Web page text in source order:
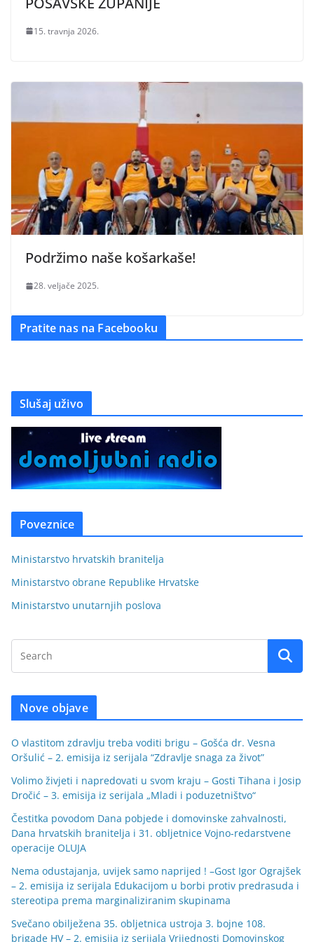
15. travnja 2026.
Podržimo naše košarkaše!
28. veljače 2025.
Pratite nas na Facebooku
Slušaj uživo
Poveznice
Ministarstvo hrvatskih branitelja
Ministarstvo obrane Republike Hrvatske
Ministarstvo unutarnjih poslova
Nove objave
O vlastitom zdravlju treba voditi brigu – Gošća dr. Vesna
Oršulić – 2. emisija iz serijala “Zdravlje snaga za život”
Volimo živjeti i napredovati u svom kraju – Gosti Tihana i Josip
Dročić – 3. emisija iz serijala „Mladi i poduzetništvo“
Čestitka povodom Dana pobjede i domovinske zahvalnosti,
Dana hrvatskih branitelja i 31. obljetnice Vojno-redarstvene
operacije OLUJA
Nema odustajanja, uvijek samo naprijed ! –Gost Igor Ograjšek
– 2. emisija iz serijala Edukacijom u borbi protiv predrasuda i
stereotipa prema marginaliziranim skupinama
Svečano obilježena 35. obljetnica ustroja 3. bojne 108.
brigade HV – 2. emisija iz serijala Vrijednosti Domovinskog